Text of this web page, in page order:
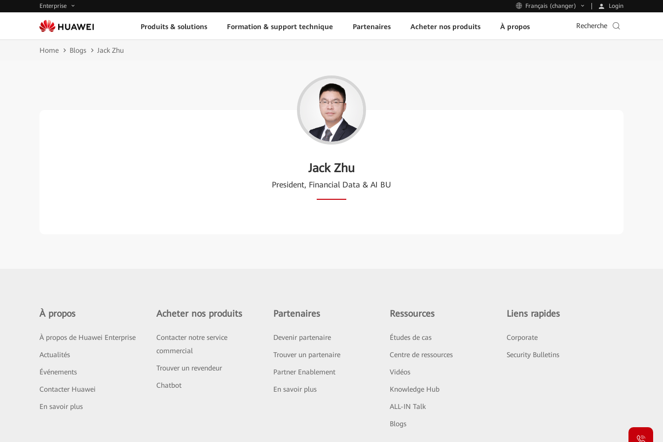
Enterprise Français (changer) Login
Produits & solutions Formation & support technique Partenaires Acheter nos produits À propos Recherche
Home Blogs Jack Zhu
Jack Zhu
President, Financial Data & AI BU
À propos
À propos de Huawei Enterprise
Actualités
Événements
Contacter Huawei
En savoir plus
Acheter nos produits
Contacter notre service
commercial
Trouver un revendeur
Chatbot
Partenaires
Devenir partenaire
Trouver un partenaire
Partner Enablement
En savoir plus
Ressources
Études de cas
Centre de ressources
Vidéos
Knowledge Hub
ALL-IN Talk
Blogs
Liens rapides
Corporate
Security Bulletins